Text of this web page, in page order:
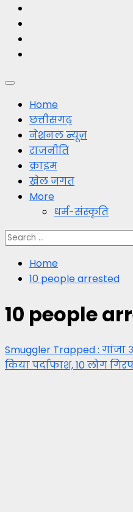
Primary
MenuHome
छत्तीसगढ़
नेशनल न्यूज़
राजनीति
क्राइम
खेल जगत
More
धर्म-संस्कृति
Search
Home
10 people arrested
10 people
Smuggler Trapped :
किया पर्दाफाश, 10 लोग